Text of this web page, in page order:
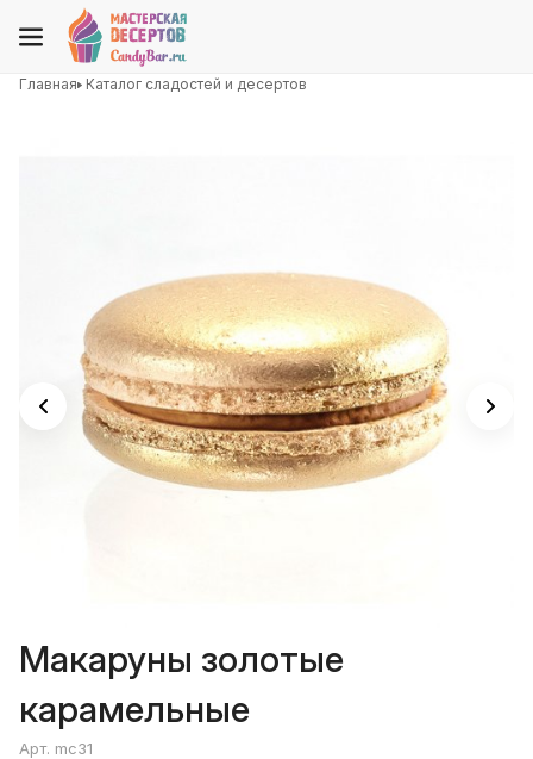
Главная Каталог сладостей и десертов
Макаруны золотые
карамельные
Арт. mc31